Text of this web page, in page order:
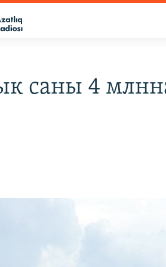
саны 4